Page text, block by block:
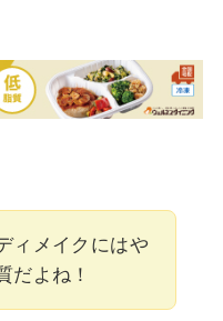
ィメイクにはや
だよね！